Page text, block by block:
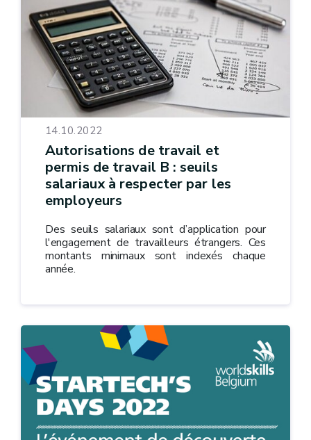
14.10.2022
Autorisations de travail et
permis de travail B : seuils
salariaux à respecter par les
employeurs
Des seuils salariaux sont d’application pour
l'engagement de travailleurs étrangers. Ces
montants minimaux sont indexés chaque
année.